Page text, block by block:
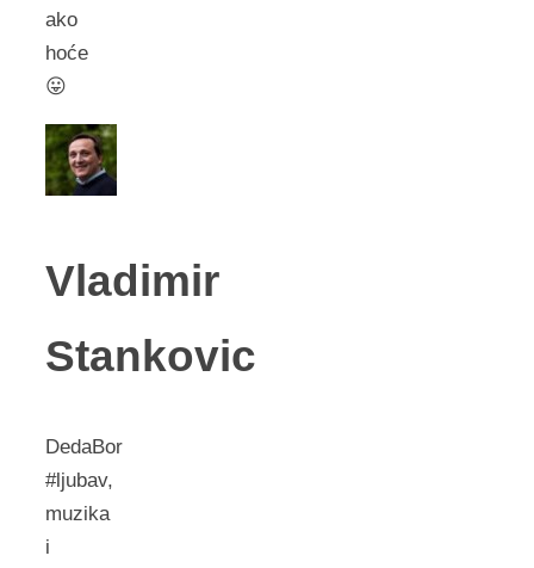
ako
hoće
😛
Vladimir
Stankovic
DedaBor
#ljubav,
muzika
i